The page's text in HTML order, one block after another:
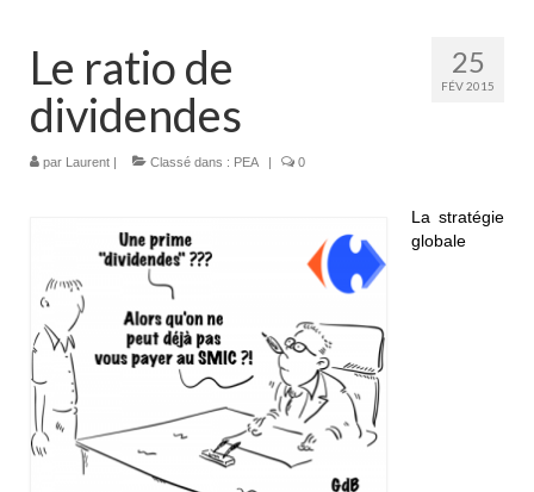
25
FÉV 2015
Le ratio de
dividendes
par Laurent | Classé dans : PEA | 0
La stratégie
globale